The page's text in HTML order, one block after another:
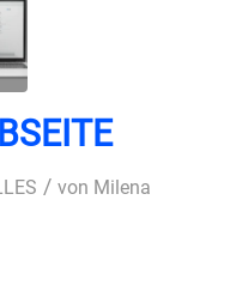
/ von Milena